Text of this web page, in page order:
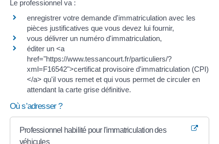
Le professionnel va :
enregistrer votre demande d'immatriculation avec les
pièces justificatives que vous devez lui fournir,
vous délivrer un numéro d'immatriculation,
éditer un <a
href="https://www.tessancourt.fr/particuliers/?
xml=F16542">certificat provisoire d'immatriculation (CPI)
</a> qu'il vous remet et qui vous permet de circuler en
attendant la carte grise définitive.
Où s’adresser ?
Professionnel habilité pour l'immatriculation des
véhicules